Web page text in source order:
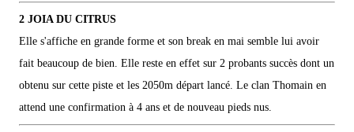
2 JOIA DU CITRUS
Elle s'affiche en grande forme et son break en mai semble lui avoir
fait beaucoup de bien. Elle reste en effet sur 2 probants succès dont un
obtenu sur cette piste et les 2050m départ lancé. Le clan Thomain en
attend une confirmation à 4 ans et de nouveau pieds nus.